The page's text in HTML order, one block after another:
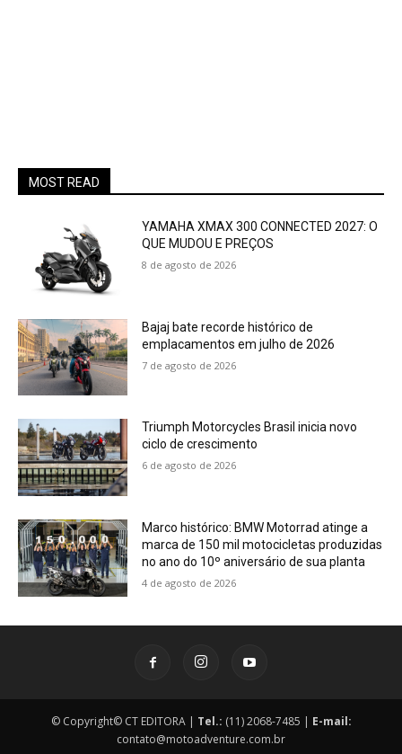
MOST READ
YAMAHA XMAX 300 CONNECTED 2027: O
QUE MUDOU E PREÇOS
8 de agosto de 2026
Bajaj bate recorde histórico de
emplacamentos em julho de 2026
7 de agosto de 2026
Triumph Motorcycles Brasil inicia novo
ciclo de crescimento
6 de agosto de 2026
Marco histórico: BMW Motorrad atinge a
marca de 150 mil motocicletas produzidas
no ano do 10º aniversário de sua planta
4 de agosto de 2026
© Copyright© CT EDITORA | Tel.: (11) 2068-7485 | E-mail:
contato@motoadventure.com.br